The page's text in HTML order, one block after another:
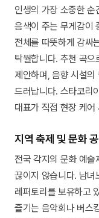
인생의 가장 소중한
음색이 주는 무게감이
전체를 따뜻하게 감싸
탁월합니다. 추천 곡으
제안하며, 음향 시설
드러납니다. 스타코리
대표가 직접 현장 케
지역 축제 및 문화
전국 각지의 문화 예술
끊이지 않습니다. 남
레퍼토리를 보유하고
즐기는 음악회나 버스